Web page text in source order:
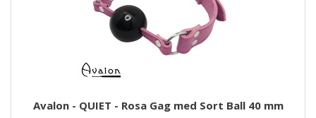
Avalon - QUIET - Rosa Gag med Sort Ball 40 mm